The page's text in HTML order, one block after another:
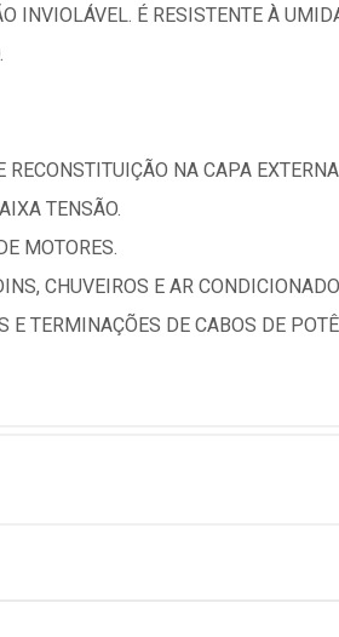
INVIOLÁVEL. É RESISTENTE À
NA CAPA
TENSÃO.
MOTORES.
CHUVEIROS E AR
TERMINAÇÕES DE CABOS DE